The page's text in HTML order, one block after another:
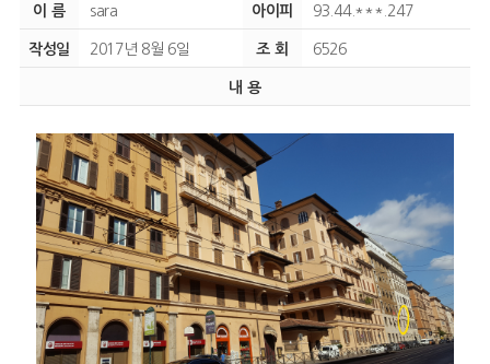
이 름 sara 아이피 93.44.***.247
작성일 2017년 8월 6일 조 회 6526
내 용